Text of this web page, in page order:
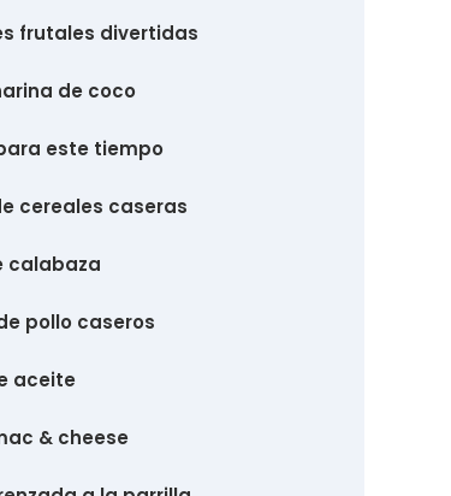
frutales divertidas
de coco
este tiempo
cereales caseras
calabaza
pollo caseros
aceite
& cheese